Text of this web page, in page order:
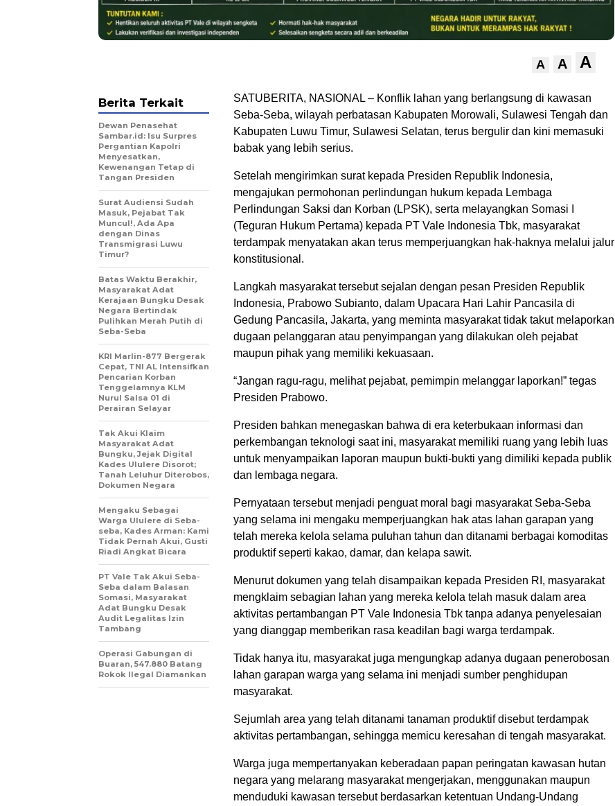
A A A
SATUBERITA, NASIONAL – Konflik lahan yang berlangsung di kawasan
Seba-Seba, wilayah perbatasan Kabupaten Morowali, Sulawesi Tengah dan
Kabupaten Luwu Timur, Sulawesi Selatan, terus bergulir dan kini memasuki
babak yang lebih serius.
Setelah mengirimkan surat kepada Presiden Republik Indonesia,
mengajukan permohonan perlindungan hukum kepada Lembaga
Perlindungan Saksi dan Korban (LPSK), serta melayangkan Somasi I
(Teguran Hukum Pertama) kepada PT Vale Indonesia Tbk, masyarakat
terdampak menyatakan akan terus memperjuangkan hak-haknya melalui jalur
konstitusional.
Langkah masyarakat tersebut sejalan dengan pesan Presiden Republik
Indonesia, Prabowo Subianto, dalam Upacara Hari Lahir Pancasila di
Gedung Pancasila, Jakarta, yang meminta masyarakat tidak takut melaporkan
dugaan pelanggaran atau penyimpangan yang dilakukan oleh pejabat
maupun pihak yang memiliki kekuasaan.
“Jangan ragu-ragu, melihat pejabat, pemimpin melanggar laporkan!” tegas
Presiden Prabowo.
Presiden bahkan menegaskan bahwa di era keterbukaan informasi dan
perkembangan teknologi saat ini, masyarakat memiliki ruang yang lebih luas
untuk menyampaikan laporan maupun bukti-bukti yang dimiliki kepada publik
dan lembaga negara.
Pernyataan tersebut menjadi penguat moral bagi masyarakat Seba-Seba
yang selama ini mengaku memperjuangkan hak atas lahan garapan yang
telah mereka kelola selama puluhan tahun dan ditanami berbagai komoditas
produktif seperti kakao, damar, dan kelapa sawit.
Menurut dokumen yang telah disampaikan kepada Presiden RI, masyarakat
mengklaim sebagian lahan yang mereka kelola telah masuk dalam area
aktivitas pertambangan PT Vale Indonesia Tbk tanpa adanya penyelesaian
yang dianggap memberikan rasa keadilan bagi warga terdampak.
Tidak hanya itu, masyarakat juga mengungkap adanya dugaan penerobosan
lahan garapan warga yang selama ini menjadi sumber penghidupan
masyarakat.
Sejumlah area yang telah ditanami tanaman produktif disebut terdampak
aktivitas pertambangan, sehingga memicu keresahan di tengah masyarakat.
Warga juga mempertanyakan keberadaan papan peringatan kawasan hutan
negara yang melarang masyarakat mengerjakan, menggunakan maupun
menduduki kawasan tersebut berdasarkan ketentuan Undang-Undang
Berita Terkait
Dewan Penasehat
Sambar.id: Isu Surpres
Pergantian Kapolri
Menyesatkan,
Kewenangan Tetap di
Tangan Presiden
Surat Audiensi Sudah
Masuk, Pejabat Tak
Muncul!, Ada Apa
dengan Dinas
Transmigrasi Luwu
Timur?
Batas Waktu Berakhir,
Masyarakat Adat
Kerajaan Bungku Desak
Negara Bertindak
Pulihkan Merah Putih di
Seba-Seba
KRI Marlin-877 Bergerak
Cepat, TNI AL Intensifkan
Pencarian Korban
Tenggelamnya KLM
Nurul Salsa 01 di
Perairan Selayar
Tak Akui Klaim
Masyarakat Adat
Bungku, Jejak Digital
Kades Ululere Disorot;
Tanah Leluhur Diterobos,
Dokumen Negara
Mengaku Sebagai
Warga Ululere di Seba-
seba, Kades Arman: Kami
Tidak Pernah Akui, Gusti
Riadi Angkat Bicara
PT Vale Tak Akui Seba-
Seba dalam Balasan
Somasi, Masyarakat
Adat Bungku Desak
Audit Legalitas Izin
Tambang
Operasi Gabungan di
Buaran, 547.880 Batang
Rokok Ilegal Diamankan